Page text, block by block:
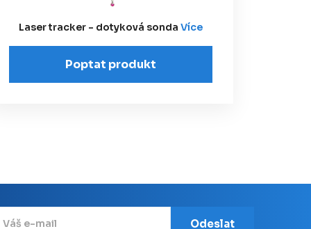
Laser tracker - dotyková sonda Více
Poptat produkt
Odeslat